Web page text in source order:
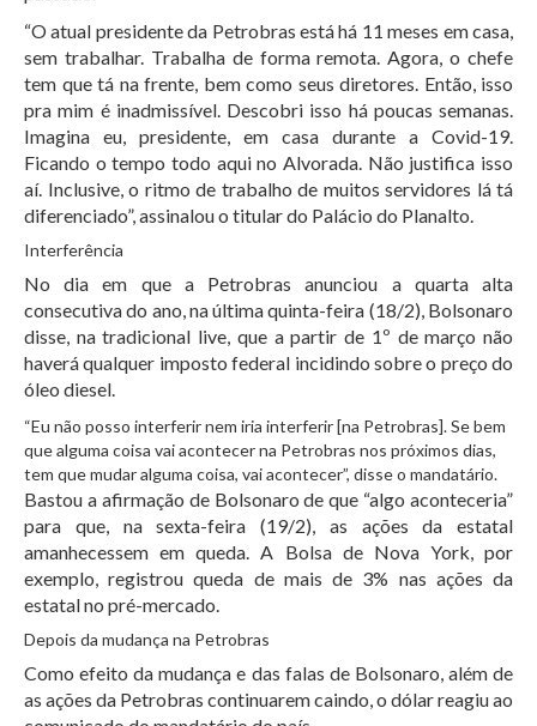
“O atual presidente da Petrobras está há 11 meses em casa,
sem trabalhar. Trabalha de forma remota. Agora, o chefe
tem que tá na frente, bem como seus diretores. Então, isso
pra mim é inadmissível. Descobri isso há poucas semanas.
Imagina eu, presidente, em casa durante a Covid-19.
Ficando o tempo todo aqui no Alvorada. Não justifica isso
aí. Inclusive, o ritmo de trabalho de muitos servidores lá tá
diferenciado”, assinalou o titular do Palácio do Planalto.
Interferência
No dia em que a Petrobras anunciou a quarta alta
consecutiva do ano, na última quinta-feira (18/2), Bolsonaro
disse, na tradicional live, que a partir de 1º de março não
haverá qualquer imposto federal incidindo sobre o preço do
óleo diesel.
“Eu não posso interferir nem iria interferir [na Petrobras]. Se bem
que alguma coisa vai acontecer na Petrobras nos próximos dias,
tem que mudar alguma coisa, vai acontecer”, disse o mandatário.
Bastou a afirmação de Bolsonaro de que “algo aconteceria”
para que, na sexta-feira (19/2), as ações da estatal
amanhecessem em queda. A Bolsa de Nova York, por
exemplo, registrou queda de mais de 3% nas ações da
estatal no pré-mercado.
Depois da mudança na Petrobras
Como efeito da mudança e das falas de Bolsonaro, além de
as ações da Petrobras continuarem caindo, o dólar reagiu ao